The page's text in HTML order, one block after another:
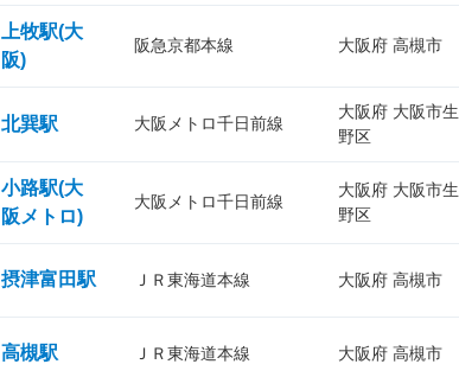
上牧駅(大
阪)
阪急京都本線 大阪府 高槻市
北巽駅 大阪メトロ千日前線
大阪府 大阪市生
野区
小路駅(大
阪メトロ)
大阪メトロ千日前線
大阪府 大阪市生
野区
摂津富田駅 ＪＲ東海道本線 大阪府 高槻市
高槻駅 ＪＲ東海道本線 大阪府 高槻市